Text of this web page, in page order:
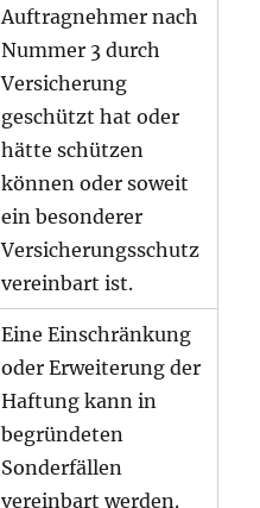
Auftragnehmer nach
Nummer 3 durch
Versicherung
geschützt hat oder
hätte schützen
können oder soweit
ein besonderer
Versicherungsschutz
vereinbart ist.
Eine Einschränkung
oder Erweiterung der
Haftung kann in
begründeten
Sonderfällen
vereinbart werden.